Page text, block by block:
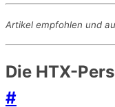
Artikel empfohlen und
Die HTX-
#